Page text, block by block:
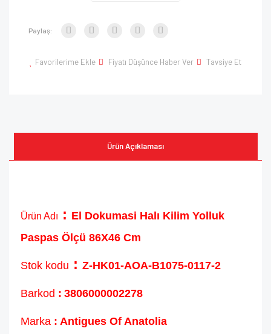
Paylaş:
Favorilerime Ekle Fiyatı Düşünce Haber Ver Tavsiye Et
Ürün Açıklaması
Ürün Adı : El Dokumasi Halı Kilim Yolluk
Paspas Ölçü 86X46 Cm
Stok kodu : Z-HK01-AOA-B1075-0117-2
Barkod : 3806000002278
Marka : Antigues Of Anatolia